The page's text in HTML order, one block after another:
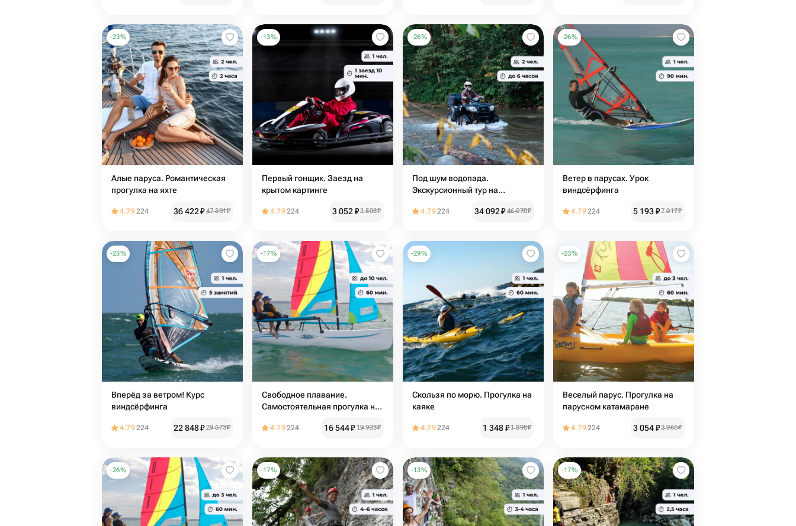
-23%
Алые паруса. Романтическая
прогулка на яхте
4.79224 36 422₽ 47 301₽
-13%
Первый гонщик. Заезд на
крытом картинге
4.79224 3 052₽3 508₽
-26%
Под шум водопада.
Экскурсионный тур на
4.79224 34 092₽ 46 070₽
-26%
Ветер в парусах. Урок
виндсёрфинга
4.79224 5 193₽7 017₽
-23%
Вперёд за ветром! Курс
виндсёрфинга
4.79224 22 848₽ 29 673₽
-17%
Свободное плавание.
Самостоятельная прогулка на
4.79224 16 544₽ 19 933₽
-29%
Скользя по морю. Прогулка на
каяке
4.79224 1 348₽1 898₽
-23%
Веселый парус. Прогулка на
парусном катамаране
4.79224 3 054₽3 966₽
-26% -17% -13% -17%